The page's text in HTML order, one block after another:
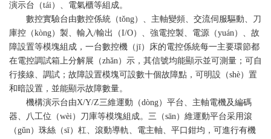
演示台（tái）、電氣櫃等組成。
數控實驗台由數控係統（tǒng）、主軸變頻、交流伺服驅動、刀
庫控（kòng）製、輸入/輸出（I/O）、強電控製、電源（yuán）、故
障設置等模塊組成，一台數控機（jī）床的電控係統每一主要環節都
在電控調試箱上分解展（zhǎn）示，其信號均能顯示並可測量；可自
行接線、調試；故障設置模塊可設數十個故障點，可明設（shè）置
和暗設置，並能顯示故障數量。
機構演示台由X/Y/Z三維運動（dòng）平台、主軸電機及編碼
器、八工位（wèi）刀庫等模塊組成。三（sān）維運動平台采用滾
（gǔn）珠絲（sī）杠、滾動導軌、電主軸、平口鉗均，可進行有機